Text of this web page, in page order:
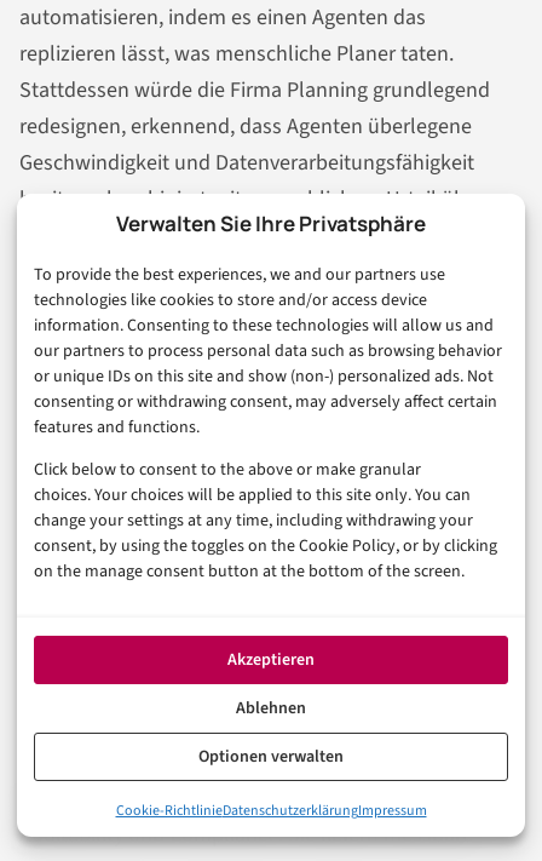
Verwalten Sie Ihre Privatsphäre
To provide the best experiences, we and our partners use
technologies like cookies to store and/or access device
information. Consenting to these technologies will allow us and
our partners to process personal data such as browsing behavior
or unique IDs on this site and show (non-) personalized ads. Not
consenting or withdrawing consent, may adversely affect certain
features and functions.
Click below to consent to the above or make granular
choices. Your choices will be applied to this site only. You can
change your settings at any time, including withdrawing your
consent, by using the toggles on the Cookie Policy, or by clicking
on the manage consent button at the bottom of the screen.
Akzeptieren
Ablehnen
Optionen verwalten
Cookie-RichtlinieDatenschutzerklärungImpressum
automatisieren, indem es einen Agenten das
replizieren lässt, was menschliche Planer taten.
Stattdessen würde die Firma Planning grundlegend
redesignen, erkennend, dass Agenten überlegene
Geschwindigkeit und Datenverarbeitungsfähigkeit
besitzen, kombiniert mit menschlichem Urteil über
strategische Trade-offs und unbekannte zukünftige
Events.
Diese Unterscheidung zwischen Automation und
Redesign repräsentiert den kritischen Unterschied
zwischen den 60% Projekten, die erfolgreich sein
werden, und den 40%, die scheitern.
Was erfolgreichere Projekte anders
machen
Sie lösen definierte Pain Points mit Domain-Expertise –
keine generischen Agenten, sondern zweckgebaute
Lösungen, die spezifische High-Value-Probleme
addressieren. Sie betten sich in existierende Workflows
ein statt als Bolt-ons zu dienen. Sie priorisieren
Auditability und Compliance. Sie liefern messbare
Was ist Agentic AI eigentlich – und warum redet plötzlich